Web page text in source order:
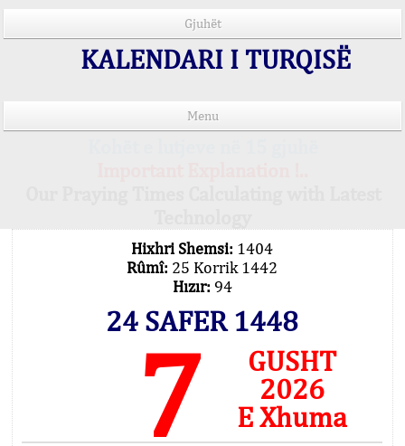
Gjuhët
KALENDARI I TURQISË
Menu
Hixhri Shemsi: 1404
Rûmî: 25 Korrik 1442
Hızır: 94
24 SAFER 1448
7
GUSHT
2026
E Xhuma